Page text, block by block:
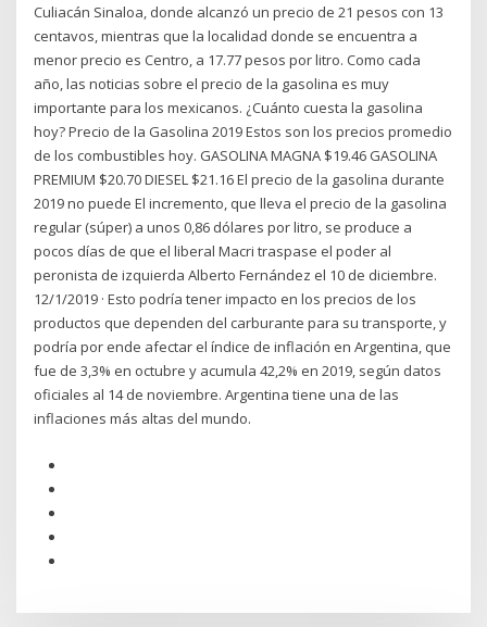
Culiacán Sinaloa, donde alcanzó un precio de 21 pesos con 13
centavos, mientras que la localidad donde se encuentra a
menor precio es Centro, a 17.77 pesos por litro. Como cada
año, las noticias sobre el precio de la gasolina es muy
importante para los mexicanos. ¿Cuánto cuesta la gasolina
hoy? Precio de la Gasolina 2019 Estos son los precios promedio
de los combustibles hoy. GASOLINA MAGNA $19.46 GASOLINA
PREMIUM $20.70 DIESEL $21.16 El precio de la gasolina durante
2019 no puede El incremento, que lleva el precio de la gasolina
regular (súper) a unos 0,86 dólares por litro, se produce a
pocos días de que el liberal Macri traspase el poder al
peronista de izquierda Alberto Fernández el 10 de diciembre.
12/1/2019 · Esto podría tener impacto en los precios de los
productos que dependen del carburante para su transporte, y
podría por ende afectar el índice de inflación en Argentina, que
fue de 3,3% en octubre y acumula 42,2% en 2019, según datos
oficiales al 14 de noviembre. Argentina tiene una de las
inflaciones más altas del mundo.